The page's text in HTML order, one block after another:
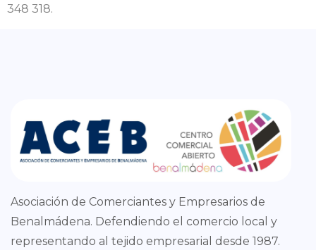
348 318.
Asociación de Comerciantes y Empresarios de
Benalmádena. Defendiendo el comercio local y
representando al tejido empresarial desde 1987.